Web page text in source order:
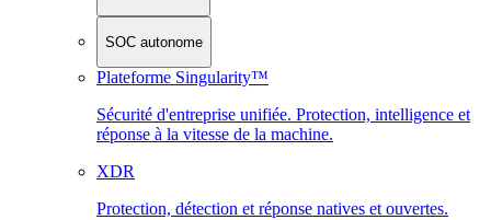
SOC autonome
Plateforme Singularity™
Sécurité d'entreprise unifiée. Protection, intelligence et
réponse à la vitesse de la machine.
XDR
Protection, détection et réponse natives et ouvertes.